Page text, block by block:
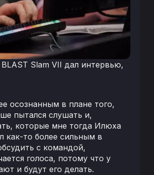
Slam VII дал интервью,
осознанным в плане того,
пытался слушать и,
которые мне тогда Илюха
как-то более сильным в
с командой,
голоса, потому что у
и будут его делать.